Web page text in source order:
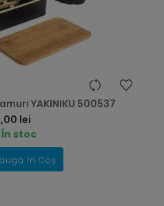
YAKINIKU 500537
lei
În stoc
în Coș